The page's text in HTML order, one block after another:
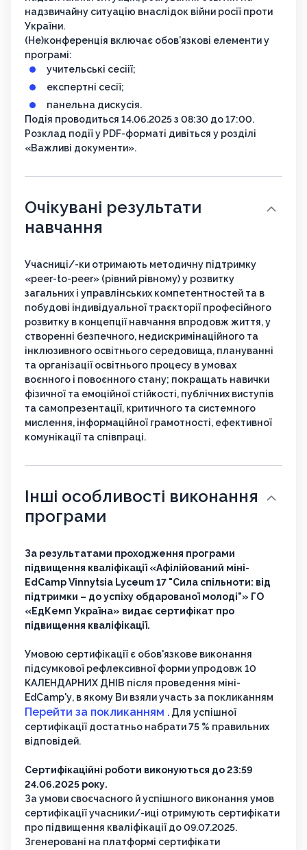
надзвичайну ситуацію внаслідок війни росії проти
України.
(Не)конференція включає обов’язкові елементи у
програмі:
учительські сесіії;
експертні сесії;
панельна дискусія.
Подія проводиться 14.06.2025 з 08:30 до 17:00.
Розклад події у PDF-форматі дивіться у розділі
«Важливі документи».
Очікувані результати
навчання
Учасниці/-ки отримають методичну підтримку
«peer-to-peer» (рівний рівному) у розвитку
загальних і управлінських компетентностей та в
побудові індивідуальної траєкторії професійного
розвитку в концепції навчання впродовж життя, у
створенні безпечного, недискримінаційного та
інклюзивного освітнього середовища, плануванні
та організації освітнього процесу в умовах
воєнного і повоєнного стану; покращать навички
фізичної та емоційної стійкості, публічних виступів
та самопрезентації, критичного та системного
мислення, інформаційної грамотності, ефективної
комунікації та співпраці.
Інші особливості виконання
програми
За результатами проходження програми
підвищення кваліфікації «Афілійований міні-
EdCamp Vinnytsia Lyceum 17 "Сила спільноти: від
підтримки – до успіху обдарованої молоді"» ГО
«ЕдКемп Україна» видає сертифікат про
підвищення кваліфікації.
Умовою сертифікації є обов'язкове виконання
підсумкової рефлексивної форми упродовж 10
КАЛЕНДАРНИХ ДНІВ після проведення міні-
EdCamp'у, в якому Ви взяли участь за покликанням
Перейти за покликанням . Для успішної
сертифікації достатньо набрати 75 % правильних
відповідей.
Сертифікаційні роботи виконуються до 23:59
24.06.2025 року.
За умови своєчасного й успішного виконання умов
сертифікації учасники/-иці отримують сертифікати
про підвищення кваліфікації до 09.07.2025.
Згенеровані на платформі сертифікати